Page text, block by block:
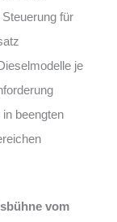
für
je
beengten
vom